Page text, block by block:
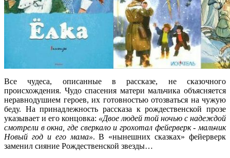
Все чудеса, описанные в рассказе, не сказочного
происхождения. Чудо спасения матери мальчика объясняется
неравнодушием героев, их готовностью отозваться на чужую
беду. На принадлежность рассказа к рождественской прозе
указывает и его концовка: «Двое людей той ночью с надеждой
смотрели в окна, где сверкало и грохотал фейерверк - мальчик
Новый год и его мама». В «нынешних сказках» фейерверк
заменил сияние Рождественской звезды…